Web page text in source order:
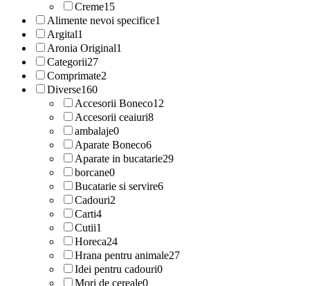
Creme15
Alimente nevoi specifice1
Argital1
Aronia Original1
Categorii27
Comprimate2
Diverse160
Accesorii Boneco12
Accesorii ceaiuri8
ambalaje0
Aparate Boneco6
Aparate in bucatarie29
borcane0
Bucatarie si servire6
Cadouri2
Carti4
Cutii1
Horeca24
Hrana pentru animale27
Idei pentru cadouri0
Mori de cereale0